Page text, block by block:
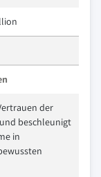
der
beschleunigt
in